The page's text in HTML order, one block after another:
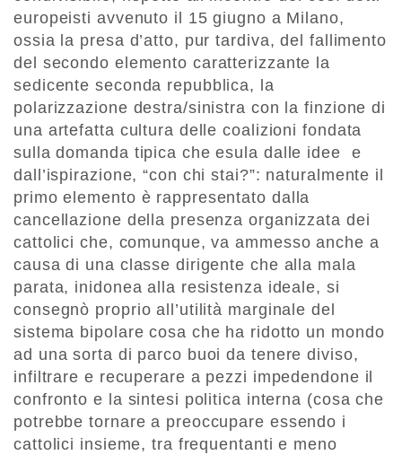
europeisti avvenuto il 15 giugno a Milano,
ossia la presa d’atto, pur tardiva, del fallimento
del secondo elemento caratterizzante la
sedicente seconda repubblica, la
polarizzazione destra/sinistra con la finzione di
una artefatta cultura delle coalizioni fondata
sulla domanda tipica che esula dalle idee e
dall’ispirazione, “con chi stai?”: naturalmente il
primo elemento è rappresentato dalla
cancellazione della presenza organizzata dei
cattolici che, comunque, va ammesso anche a
causa di una classe dirigente che alla mala
parata, inidonea alla resistenza ideale, si
consegnò proprio all’utilità marginale del
sistema bipolare cosa che ha ridotto un mondo
ad una sorta di parco buoi da tenere diviso,
infiltrare e recuperare a pezzi impedendone il
confronto e la sintesi politica interna (cosa che
potrebbe tornare a preoccupare essendo i
cattolici insieme, tra frequentanti e meno